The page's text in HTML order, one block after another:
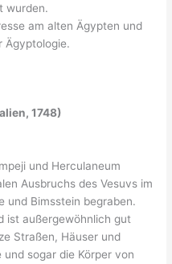
wurden.
am alten Ägypten und
Ägyptologie.
1748)
und Herculaneum
Ausbruchs des Vesuvs im
und Bimsstein begraben.
ist außergewöhnlich gut
Straßen, Häuser und
und sogar die Körper von